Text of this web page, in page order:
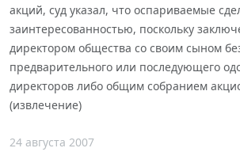
акций, суд указал, что оспариваемые
заинтересованностью, поскольку
директором общества со своим сыном
предварительного или последующего
директоров либо общим собранием
(извлечение)
24 августа 2007